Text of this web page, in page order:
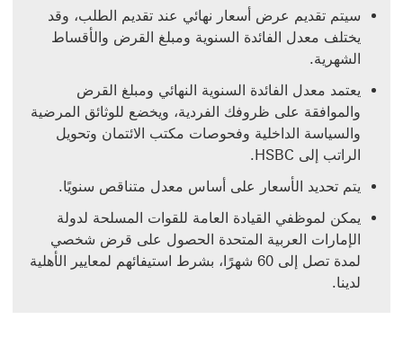
سيتم تقديم عرض أسعار نهائي عند تقديم الطلب، وقد
يختلف معدل الفائدة السنوية ومبلغ القرض والأقساط
الشهرية.
يعتمد معدل الفائدة السنوية النهائي ومبلغ القرض
والموافقة على ظروفك الفردية، ويخضع للوثائق المرضية
والسياسة الداخلية وفحوصات مكتب الائتمان وتحويل
الراتب إلى HSBC.
يتم تحديد الأسعار على أساس معدل متناقص سنويًا.
يمكن لموظفي القيادة العامة للقوات المسلحة لدولة
الإمارات العربية المتحدة الحصول على قرض شخصي
لمدة تصل إلى 60 شهرًا، بشرط استيفائهم لمعايير الأهلية
لدينا.